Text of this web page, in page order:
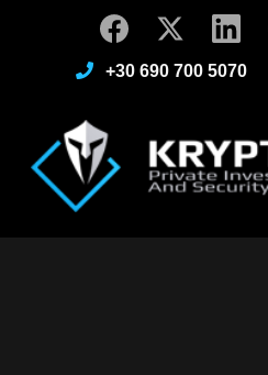
+30 690 700 5070